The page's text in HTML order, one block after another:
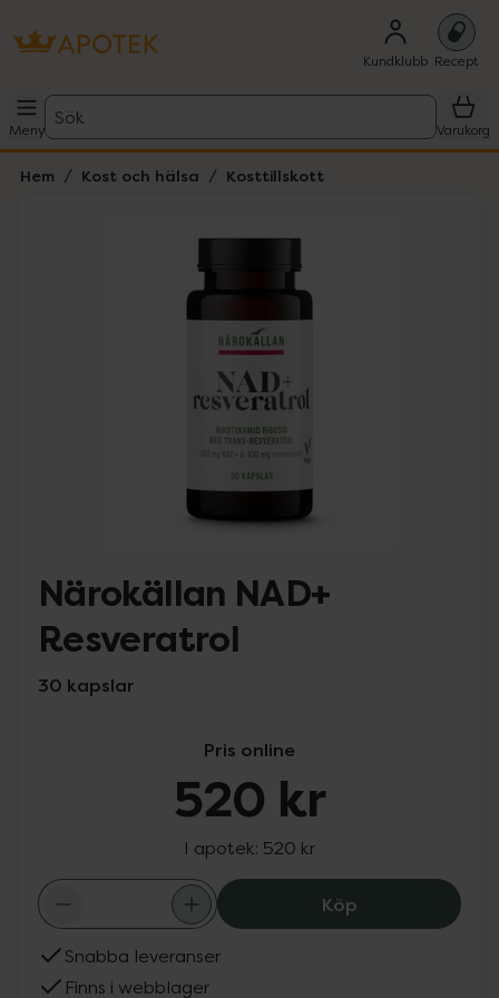
Kundklubb Recept
Meny
Sök
Varukorg
Hem Kost och hälsa Kosttillskott
Närokällan NAD+
Resveratrol
30 kapslar
Pris online
520 kr
I apotek: 520 kr
KöpNärokällan
Snabba leveranser
Finns i webblager